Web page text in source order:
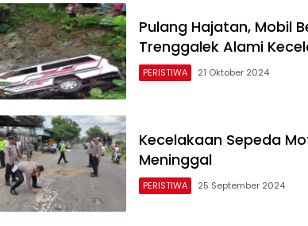
Pulang Hajatan, Mobil
Trenggalek Alami
PERISTIWA 21 Oktober 2024
Kecelakaan Sepeda
Meninggal
PERISTIWA 25 September 2024